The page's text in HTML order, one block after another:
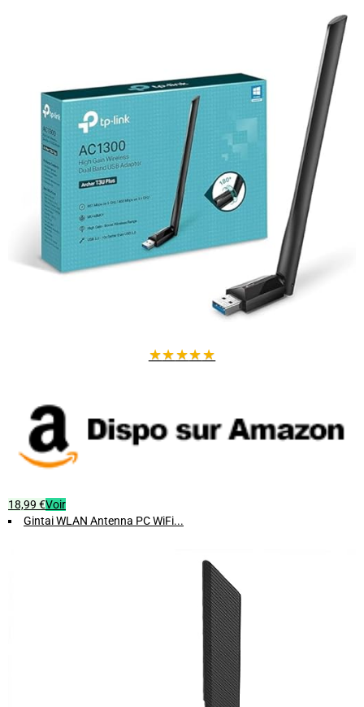
grâce au bouton WPS pour connecter vos
appareils en moins d'une minute.
Interface intuitive accessible via navigateur sur smartphone,
tablette ou PC.
Design compact en prise murale facile à brancher et à déplacer.
Performances optimales pour toutes vos activités
Débit rapide jusqu'à 300 Mbps pour streaming 4K, jeux en ligne et
vidéoconférences fluides.
Compatible avec tous les appareils WiFi standards (802.11b/g/n) :
smartphones, tablettes, ordinateurs, téléviseurs connectés.
Optez pour un réseau WiFi fiable et puissantqui couvre toute votre
maison sans zones mortes, pour profiter pleinement de votre
★★★★★
18,99 €Voir
Gintai WLAN Antenna PC WiFi...